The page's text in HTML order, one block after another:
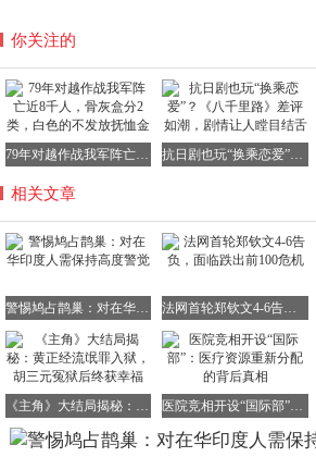
一边却砸着我们的“碗”，这份虚伪与恶
你关注的
79年对越作战我军阵亡近8千人，骨灰盒分2类，白色的不发放抚恤金 抗日剧也玩“换乘恋爱”？《八千里路》差评如潮，剧情让人瞠目结舌
相关文章
警惕鸠占鹊巢：对在华印度人需保持高度警觉 法网首轮郑钦文4-6告负，面临跌出前100危机
《主角》大结局揭秘：黄正经流氓罪入狱，胡三元冤狱后终获幸福 医院竞相开设“国际部”：医疗资源重新分配的背后真相